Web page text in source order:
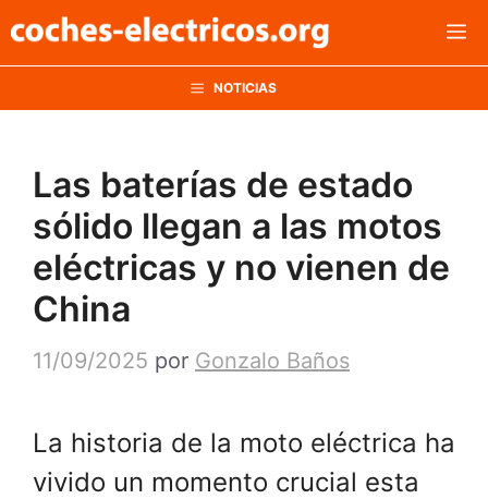
al
NOTICIAS
Las baterías de estado
sólido llegan a las motos
eléctricas y no vienen de
China
11/09/2025 por Gonzalo Baños
La historia de la moto eléctrica ha
vivido un momento crucial esta